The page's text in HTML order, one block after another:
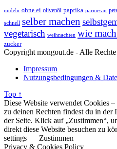
nudeln ohne ei olivenöl paprika parmesan
schnell selber machen
vegetarisch weihnachten wie
zucker
Copyright mongout.de - Alle
Impressum
Nutzungsbedingungen &
Top ↑
Diese Website verwendet Cookies
zu deinen Rechten findest du in der
der Seite. Klick auf „Zustimmen“,
direkt diese Website besuchen zu
settings
Zustimmen
Privacy & Cookies Policy